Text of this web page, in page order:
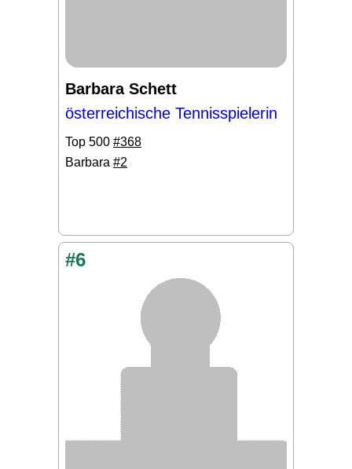
Barbara Schett
österreichische Tennisspielerin
Top 500 #368
Barbara #2
#6